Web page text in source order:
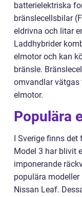
batterielektriska
bränslecellsbilar
eldrivna och litar
Laddhybrider
elmotor och kan
bränsle.
omvandlar vätgas
elmotor.
Populära
I Sverige finns det
Model 3 har blivit
imponerande
populära modeller
Nissan Leaf.